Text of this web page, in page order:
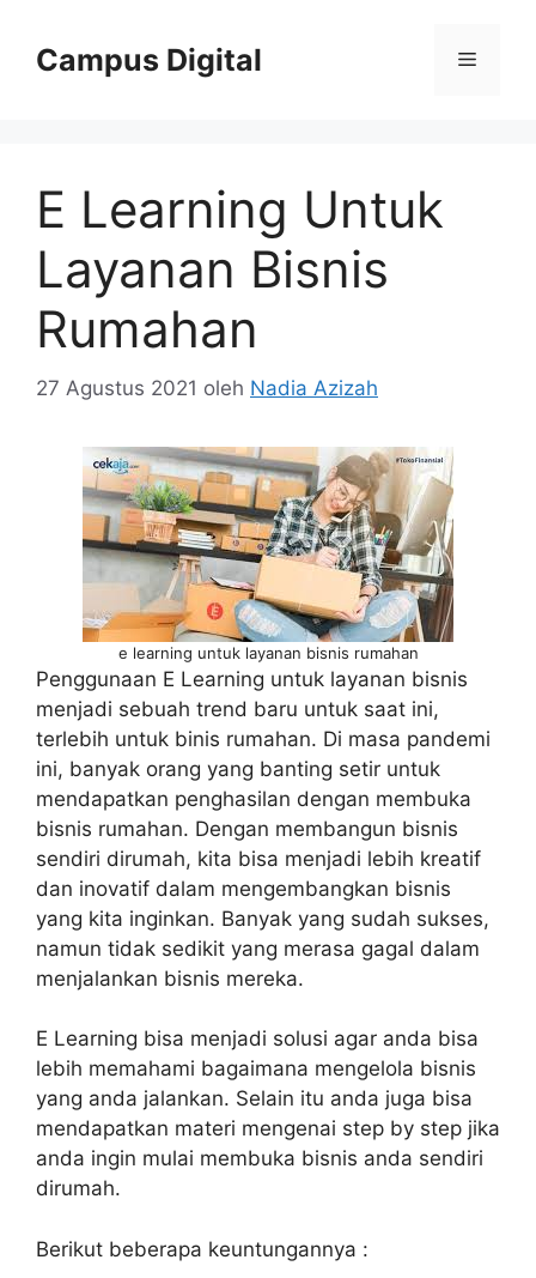
Campus Digital Menu
E Learning Untuk
Layanan Bisnis
Rumahan
27 Agustus 2021 oleh Nadia Azizah
e learning untuk layanan bisnis rumahan
Penggunaan E Learning untuk layanan bisnis
menjadi sebuah trend baru untuk saat ini,
terlebih untuk binis rumahan. Di masa pandemi
ini, banyak orang yang banting setir untuk
mendapatkan penghasilan dengan membuka
bisnis rumahan. Dengan membangun bisnis
sendiri dirumah, kita bisa menjadi lebih kreatif
dan inovatif dalam mengembangkan bisnis
yang kita inginkan. Banyak yang sudah sukses,
namun tidak sedikit yang merasa gagal dalam
menjalankan bisnis mereka.
E Learning bisa menjadi solusi agar anda bisa
lebih memahami bagaimana mengelola bisnis
yang anda jalankan. Selain itu anda juga bisa
mendapatkan materi mengenai step by step jika
anda ingin mulai membuka bisnis anda sendiri
dirumah.
Berikut beberapa keuntungannya :